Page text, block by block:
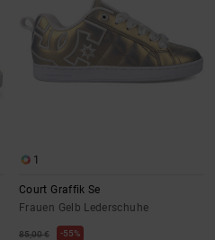
1
Court Graffik Se
Frauen Gelb Lederschuhe
85,00 € 55%